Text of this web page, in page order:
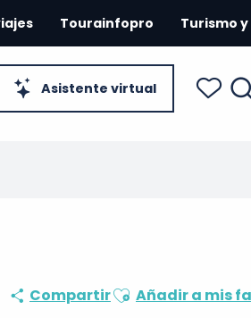
Asistente virtual
Tourainfopro Turismo
CompartirAjouter aux favoris
Añadir a mis